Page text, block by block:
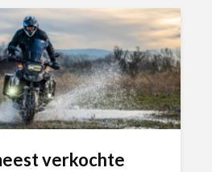
verkochte